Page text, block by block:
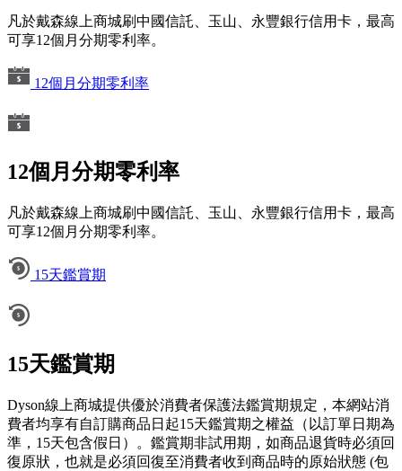
凡於戴森線上商城刷中國信託、玉山、永豐銀行信用卡，最高
可享12個月分期零利率。
12個月分期零利率
12個月分期零利率
凡於戴森線上商城刷中國信託、玉山、永豐銀行信用卡，最高
可享12個月分期零利率。
15天鑑賞期
15天鑑賞期
Dyson線上商城提供優於消費者保護法鑑賞期規定，本網站消
費者均享有自訂購商品日起15天鑑賞期之權益（以訂單日期為
準，15天包含假日）。鑑賞期非試用期，如商品退貨時必須回
復原狀，也就是必須回復至消費者收到商品時的原始狀態 (包